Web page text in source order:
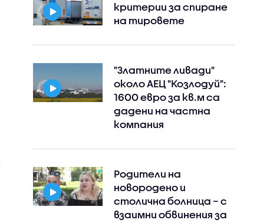
критерии за спиране
на тировете
"Златните ливади"
около АЕЦ "Козлодуй":
1600 евро за кв.м са
дадени на частна
компания
Родители на
новородено и
столична болница – с
взаимни обвинения за